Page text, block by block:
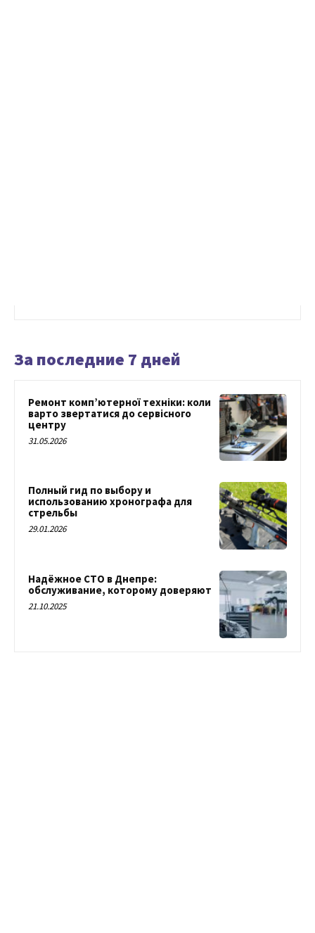
За последние 7 дней
Ремонт комп’ютерної техніки: коли
варто звертатися до сервісного
центру
31.05.2026
Полный гид по выбору и
использованию хронографа для
стрельбы
29.01.2026
Надёжное СТО в Днепре:
обслуживание, которому доверяют
21.10.2025